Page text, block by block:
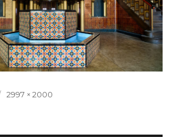
Volle
2997 × 2000